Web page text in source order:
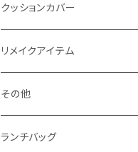
クッションカバー
リメイクアイテム
その他
ランチバッグ